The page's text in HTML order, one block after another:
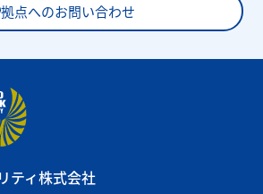
拠点へのお問い合わせ
ティ株式会社